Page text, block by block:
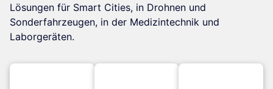
Lösungen für Smart Cities, in Drohnen und
Sonderfahrzeugen, in der Medizintechnik und
Laborgeräten.